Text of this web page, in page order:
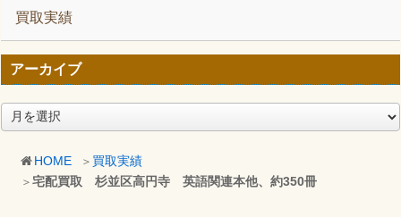
HOME
買取実績
宅配買取 杉並区高円寺 英語関連本他、約350冊
買取実績
アーカイブ
ア
ー